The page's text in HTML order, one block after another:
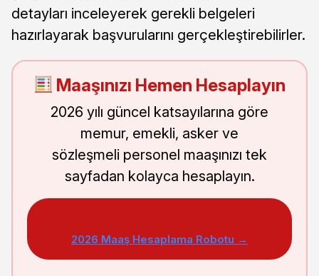
detayları inceleyerek gerekli belgeleri
hazırlayarak başvurularını gerçekleştirebilirler.
Maaşınızı Hemen Hesaplayın
2026 yılı güncel katsayılarına göre
memur, emekli, asker ve
sözleşmeli personel maaşınızı tek
sayfadan kolayca hesaplayın.
2026 Maaş Hesaplama Robotu →